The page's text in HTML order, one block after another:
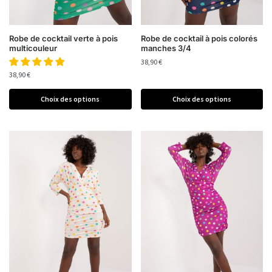
Robe de cocktail verte à pois
multicouleur
38,90€
Choix des options
Robe de cocktail à pois colorés
manches 3/4
38,90€
Choix des options